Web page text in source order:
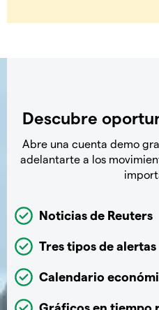
Descubre
Abre una cuenta demo
adelantarte a los
Noticias de Reuters
Tres tipos de alertas
Calendario
Gráficos en tiempo